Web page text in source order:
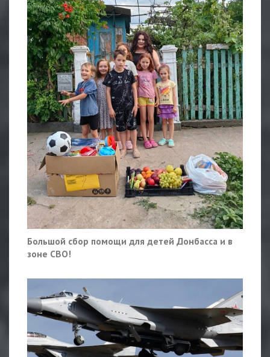
Большой сбор помощи для детей Донбасса и в
зоне СВО!